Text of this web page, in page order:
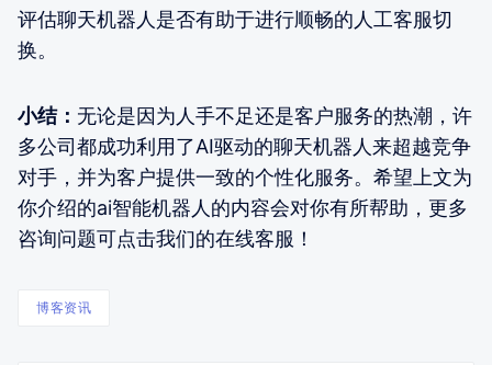
评估聊天机器人是否有助于进行顺畅的人工客服切
换。
小结： 无论是因为人手不足还是客户服务的热潮，许
多公司都成功利用了AI驱动的聊天机器人来超越竞争
对手，并为客户提供一致的个性化服务。希望上文为
你介绍的ai智能机器人的内容会对你有所帮助，更多
咨询问题可点击我们的在线客服！
博客资讯